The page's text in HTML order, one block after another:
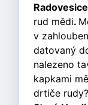
Radovesice
rud mědi.
v
datovaný
nalezeno
kapkami
drtiče